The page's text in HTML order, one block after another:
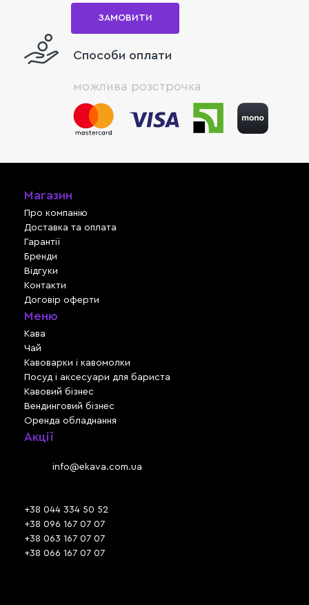
ЗАМОВИТИ
Способи оплати
можлива розстрочка
Магазин
Про компанію
Доставка та оплата
Гарантії
Бренди
Відгуки
Контакти
Договір оферти
Меню
Кава
Чай
Кавоварки і кавомолки
Посуд і аксесуари для бариста
Кавовий бізнес
Вендинговий бізнес
Оренда обладнання
Акції
info@ekava.com.ua
+38 044 334 50 52
+38 096 167 07 07
+38 063 167 07 07
+38 066 167 07 07